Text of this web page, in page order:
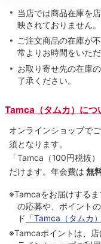
当店では商品在庫を
映されておりません。
ご注文商品の在庫が
常よりお時間をいた
お取り寄せ先の在庫
了承ください。
Tamca（タムカ）につ
オンラインショップで
須となります。
「Tamca （100円税抜）
だけます。 年会費は 無
※Tamcaをお届けする
の応募や、ポイント
ド 「Tamca（タムカ
※Tamcaポイントは、